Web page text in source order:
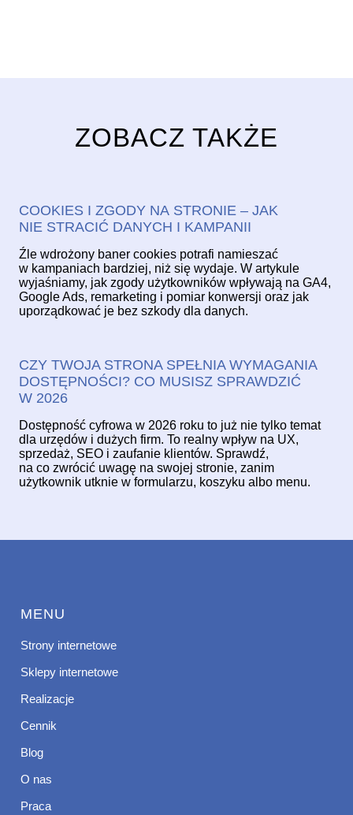
ZOBACZ TAKŻE
COOKIES I ZGODY NA STRONIE – JAK
NIE STRACIĆ DANYCH I KAMPANII
Źle wdrożony baner cookies potrafi namieszać
w kampaniach bardziej, niż się wydaje. W artykule
wyjaśniamy, jak zgody użytkowników wpływają na GA4,
Google Ads, remarketing i pomiar konwersji oraz jak
uporządkować je bez szkody dla danych.
CZY TWOJA STRONA SPEŁNIA WYMAGANIA
DOSTĘPNOŚCI? CO MUSISZ SPRAWDZIĆ
W 2026
Dostępność cyfrowa w 2026 roku to już nie tylko temat
dla urzędów i dużych firm. To realny wpływ na UX,
sprzedaż, SEO i zaufanie klientów. Sprawdź,
na co zwrócić uwagę na swojej stronie, zanim
użytkownik utknie w formularzu, koszyku albo menu.
MENU
Strony internetowe
Sklepy internetowe
Realizacje
Cennik
Blog
O nas
Praca